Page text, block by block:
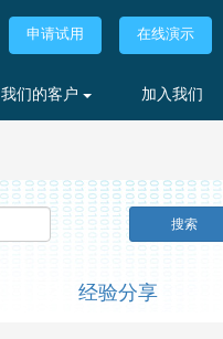
申请试用 在线演示
我们的客户 加入我们
搜索
经验分享